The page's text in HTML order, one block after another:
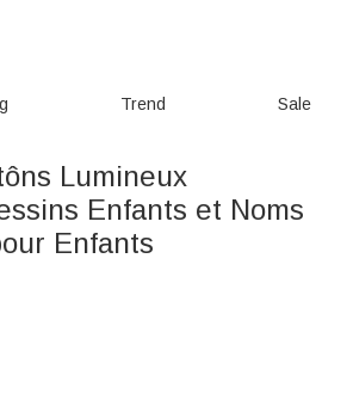
Trend Sale
Lumineux
Enfants et Noms
Enfants